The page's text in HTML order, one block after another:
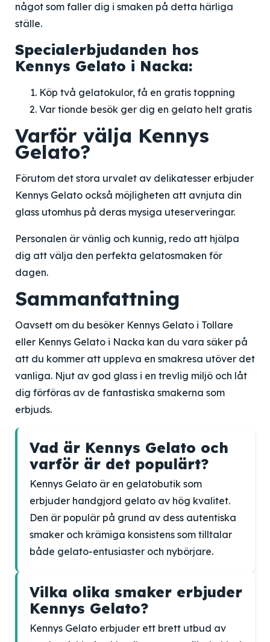
något som faller dig i smaken på detta härliga
ställe.
Specialerbjudanden hos
Kennys Gelato i Nacka:
Köp två gelatokulor, få en gratis toppning
Var tionde besök ger dig en gelato helt gratis
Varför välja Kennys
Gelato?
Förutom det stora urvalet av delikatesser erbjuder
Kennys Gelato också möjligheten att avnjuta din
glass utomhus på deras mysiga uteserveringar.
Personalen är vänlig och kunnig, redo att hjälpa
dig att välja den perfekta gelatosmaken för
dagen.
Sammanfattning
Oavsett om du besöker Kennys Gelato i Tollare
eller Kennys Gelato i Nacka kan du vara säker på
att du kommer att uppleva en smakresa utöver det
vanliga. Njut av god glass i en trevlig miljö och låt
dig förföras av de fantastiska smakerna som
erbjuds.
Vad är Kennys Gelato och
varför är det populärt?
Kennys Gelato är en gelatobutik som
erbjuder handgjord gelato av hög kvalitet.
Den är populär på grund av dess autentiska
smaker och krämiga konsistens som tilltalar
både gelato-entusiaster och nybörjare.
Vilka olika smaker erbjuder
Kennys Gelato?
Kennys Gelato erbjuder ett brett utbud av